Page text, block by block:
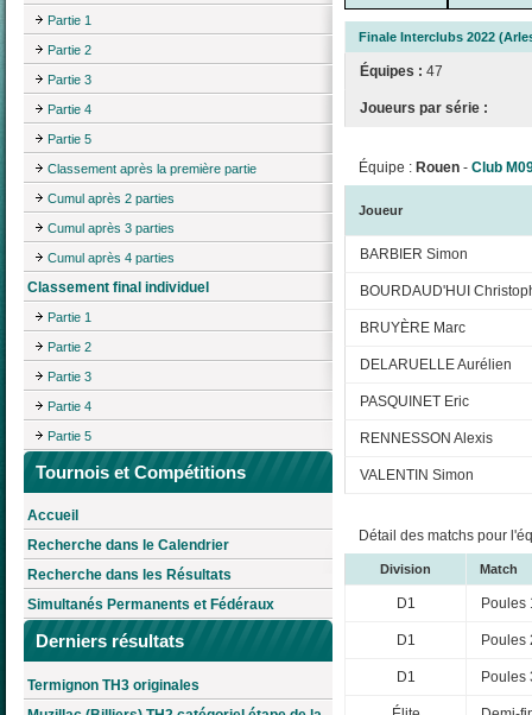
Partie 1
Partie 2
Partie 3
Partie 4
Partie 5
Classement après la première partie
Cumul après 2 parties
Cumul après 3 parties
Cumul après 4 parties
Classement final individuel
Partie 1
Partie 2
Partie 3
Partie 4
Partie 5
Tournois et Compétitions
Accueil
Recherche dans le Calendrier
Recherche dans les Résultats
Simultanés Permanents et Fédéraux
Derniers résultats
Termignon TH3 originales
Finale Interclubs 2022
Équipes : 47
Joueurs par série :
Équipe : Rouen - Club
Joueur
BARBIER Simon
BOURDAUD'HUI
BRUYÈRE Marc
DELARUELLE Aurélien
PASQUINET Eric
RENNESSON Alexis
VALENTIN Simon
Détail des matchs pour
Division Match
D1 Poules
D1 Poules
D1 Poules